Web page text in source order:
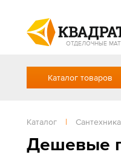
ОТДЕЛОЧНЫЕ
Каталог товаров
Каталог | Сантехника
Дешевые